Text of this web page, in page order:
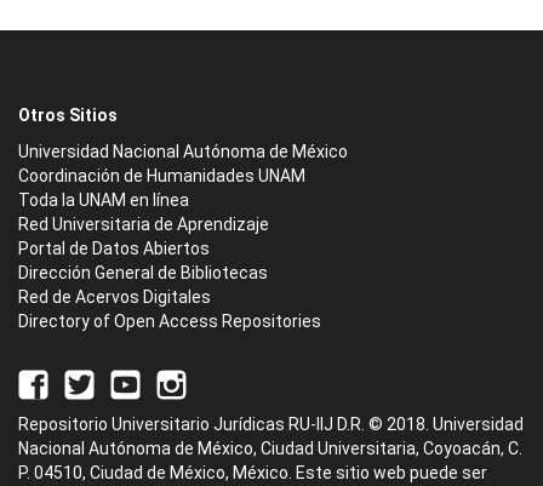
Otros Sitios
Universidad Nacional Autónoma de México
Coordinación de Humanidades UNAM
Toda la UNAM en línea
Red Universitaria de Aprendizaje
Portal de Datos Abiertos
Dirección General de Bibliotecas
Red de Acervos Digitales
Directory of Open Access Repositories
Repositorio Universitario Jurídicas RU-IIJ D.R. © 2018. Universidad
Nacional Autónoma de México, Ciudad Universitaria, Coyoacán, C.
P. 04510, Ciudad de México, México. Este sitio web puede ser